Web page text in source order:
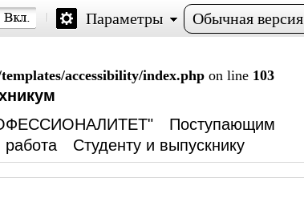
Параметры Обычная версия
accessibility/index.php on line 103
Поступающим
работа Студенту и выпускнику